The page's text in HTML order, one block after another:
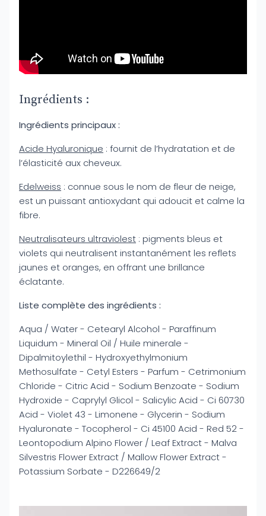
Ingrédients :
Ingrédients principaux :
Acide Hyaluronique : fournit de l’hydratation et de
l’élasticité aux cheveux.
Edelweiss : connue sous le nom de fleur de neige,
est un puissant antioxydant qui adoucit et calme la
fibre.
Neutralisateurs ultraviolest : pigments bleus et
violets qui neutralisent instantanément les reflets
jaunes et oranges, en offrant une brillance
éclatante.
Liste complète des ingrédients :
Aqua / Water - Cetearyl Alcohol - Paraffinum
Liquidum - Mineral Oil / Huile minerale -
Dipalmitoylethil - Hydroxyethylmonium
Methosulfate - Cetyl Esters - Parfum - Cetrimonium
Chloride - Citric Acid - Sodium Benzoate - Sodium
Hydroxide - Caprylyl Glicol - Salicylic Acid - Ci 60730
Acid - Violet 43 - Limonene - Glycerin - Sodium
Hyaluronate - Tocopherol - Ci 45100 Acid - Red 52 -
Leontopodium Alpino Flower / Leaf Extract - Malva
Silvestris Flower Extract / Mallow Flower Extract -
Potassium Sorbate - D226649/2